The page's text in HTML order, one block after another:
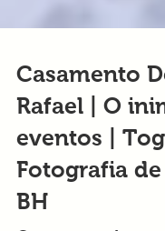
Casamento
Rafael | O
eventos |